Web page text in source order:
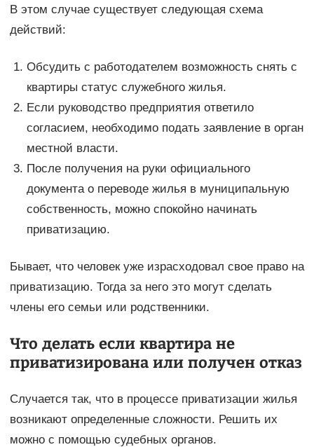
В этом случае существует следующая схема
действий:
Обсудить с работодателем возможность снять с
квартиры статус служебного жилья.
Если руководство предприятия ответило
согласием, необходимо подать заявление в орган
местной власти.
После получения на руки официального
документа о переводе жилья в муниципальную
собственность, можно спокойно начинать
приватизацию.
Бывает, что человек уже израсходовал свое право на
приватизацию. Тогда за него это могут сделать
члены его семьи или родственники.
Что делать если квартира не
приватизирована или получен отказ
Случается так, что в процессе приватизации жилья
возникают определенные сложности. Решить их
можно с помощью судебных органов.